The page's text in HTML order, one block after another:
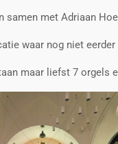
samen met Adriaan
waar nog niet
maar liefst 7 orgels